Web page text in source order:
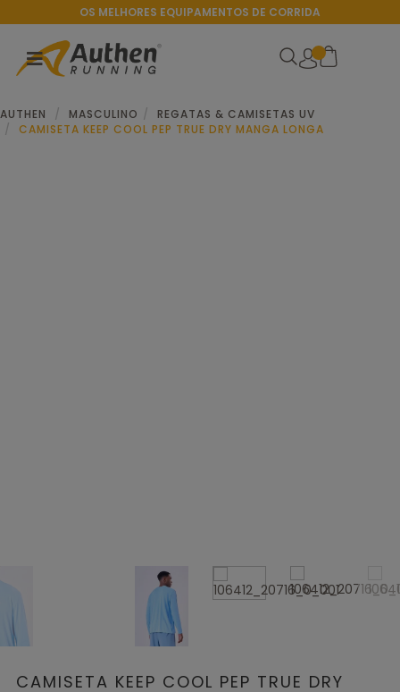
OS MELHORES EQUIPAMENTOS DE CORRIDA
AUTHEN MASCULINO
REGATAS & CAMISETAS UV
CAMISETA KEEP COOL PEP TRUE DRY MANGA LONGA
CAMISETA KEEP COOL PEP TRUE DRY